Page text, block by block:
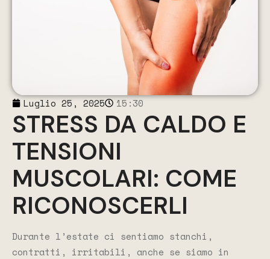
Luglio 25, 2025 15:30
STRESS DA CALDO E
TENSIONI
MUSCOLARI: COME
RICONOSCERLI
Durante l’estate ci sentiamo stanchi,
contratti, irritabili, anche se siamo in